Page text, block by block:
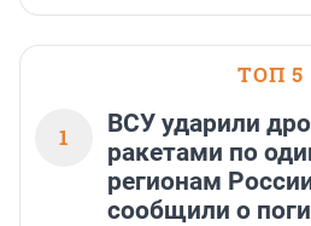
Калашникова» (ИжГТУ) было
подписано 17 июля 2026 года в
Ситуационном центре Правительства
ТОП 5
1
ВСУ ударили
ракетами по
регионам
сообщили о